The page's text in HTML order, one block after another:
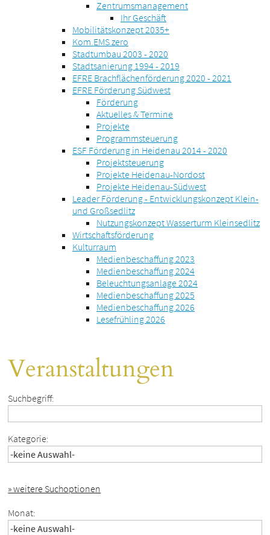
Zentrumsmanagement
Ihr Geschäft
Mobilitätskonzept 2035+
Kom.EMS zero
Stadtumbau 2003 - 2020
Stadtsanierung 1994 - 2019
EFRE Brachflächenförderung 2020 - 2021
EFRE Förderung Südwest
Förderung
Aktuelles & Termine
Projekte
Programmsteuerung
ESF Förderung in Heidenau 2014 - 2020
Projektsteuerung
Projekte Heidenau-Nordost
Projekte Heidenau-Südwest
Leader Förderung - Entwicklungskonzept Klein-
und Großsedlitz
Nutzungskonzept Wasserturm Kleinsedlitz
Wirtschaftsförderung
Kulturraum
Medienbeschaffung 2023
Medienbeschaffung 2024
Beleuchtungsanlage 2024
Medienbeschaffung 2025
Medienbeschaffung 2026
Lesefrühling 2026
Veranstaltungen
Suchbegriff:
Kategorie:
» weitere Suchoptionen
Monat: